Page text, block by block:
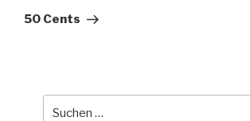
Beitrag
50 Cents